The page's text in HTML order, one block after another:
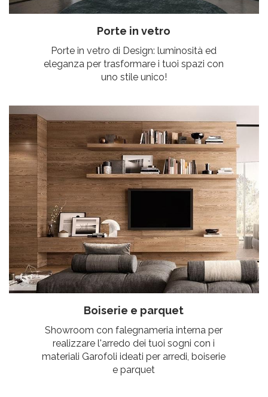
Porte in vetro
Porte in vetro di Design: luminosità ed
eleganza per trasformare i tuoi spazi con
uno stile unico!
Boiserie e parquet
Showroom con falegnameria interna per
realizzare l'arredo dei tuoi sogni con i
materiali Garofoli ideati per arredi, boiserie
e parquet